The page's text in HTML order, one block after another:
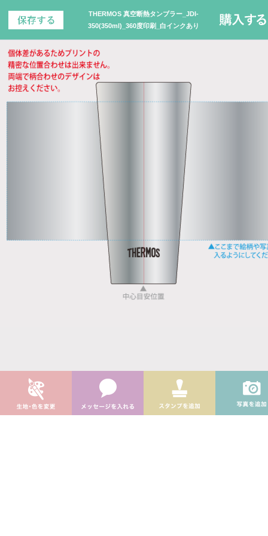
THERMOS 真空断熱タンブラー_JDI-
350(350ml)_360度印刷_白インクあり